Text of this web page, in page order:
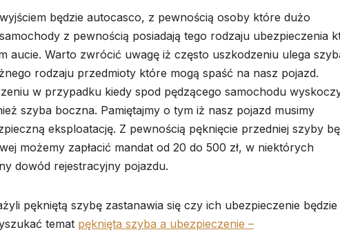
będzie autocasco, z pewnością osoby które dużo
z pewnością posiadają tego rodzaju ubezpieczenia
aucie. Warto zwrócić uwagę iż często uszkodzeniu ulega
rodzaju przedmioty które mogą spaść na nasz pojazd.
w przypadku kiedy spod pędzącego samochodu
szyba boczna. Pamiętajmy o tym iż nasz pojazd musimy
eksploatację. Z pewnością pęknięcie przedniej szyby
możemy zapłacić mandat od 20 do 500 zł, w niektórych
dowód rejestracyjny pojazdu.
pękniętą szybę zastanawia się czy ich ubezpieczenie będzie
temat pęknięta szyba a ubezpieczenie –